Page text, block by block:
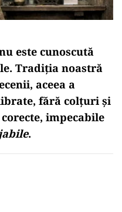
este cunoscută
Tradiția noastră
aceea a
fără colțuri și
impecabile
.